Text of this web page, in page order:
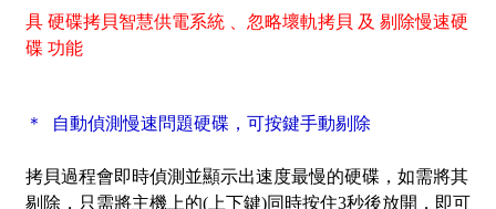
具 硬碟拷貝智慧供電系統 、忽略壞軌拷貝 及 剔除慢速硬
碟 功能
＊ 自動偵測慢速問題硬碟，可按鍵手動剔除
拷貝過程會即時偵測並顯示出速度最慢的硬碟，如需將其
剔除，只需將主機上的(上下鍵)同時按住3秒後放開，即可